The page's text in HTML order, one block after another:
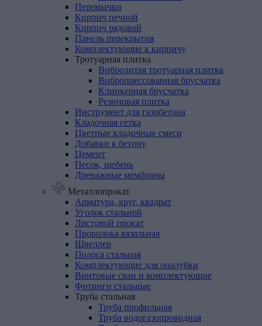
Перемычки
Кирпич печной
Кирпич рядовой
Панель перекрытия
Комплектующие к кирпичу
Тротуарная плитка
Вибролитая тротуарная плитка
Вибропрессованная брусчатка
Клинкерная брусчатка
Резиновая плитка
Инструмент для газобетона
Кладочная сетка
Цветные кладочные смеси
Добавки к бетону
Цемент
Песок, щебень
Дренажные мембраны
Металлопрокат
Арматура, круг, квадрат
Уголок стальной
Листовой прокат
Проволока вязальная
Швеллер
Полоса стальная
Комплектующие для опалубки
Винтовые сваи и комплектующие
Фитинги стальные
Труба стальная
Труба профильная
Труба водогазопроводная